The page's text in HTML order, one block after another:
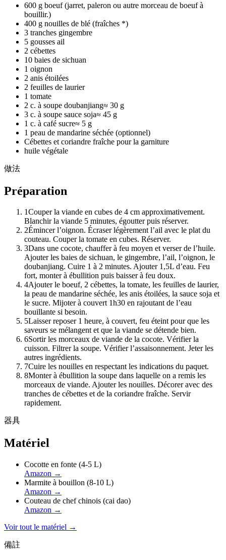
600 g boeuf (jarret, paleron ou autre morceau de boeuf à
bouillir.)
400 g nouilles de blé (fraîches *)
3 tranches gingembre
5 gousses ail
2 cébettes
10 baies de sichuan
1 oignon
2 anis étoilées
2 feuilles de laurier
1 tomate
2 c. à soupe doubanjiang≈ 30 g
3 c. à soupe sauce soja≈ 45 g
1 c. à café sucre≈ 5 g
1 peau de mandarine séchée (optionnel)
Cébettes et coriandre fraîche pour la garniture
huile végétale
做法
Préparation
1Couper la viande en cubes de 4 cm approximativement.
Blanchir la viande 5 minutes, égoutter puis réserver.
2Émincer l’oignon. Écraser légèrement l’ail avec le plat du
couteau. Couper la tomate en cubes. Réserver.
3Dans une cocote, chauffer à feu moyen et verser de l’huile.
Ajouter les baies de sichuan, le gingembre, l’ail, l’oignon, le
doubanjiang. Cuire 1 à 2 minutes. Ajouter 1,5L d’eau. Feu
fort, monter à ébullition puis baisser à feu doux.
4Ajouter le boeuf, 2 cébettes, la tomate, les feuilles de laurier,
la peau de mandarine séchée, les anis étoilées, la sauce soja et
le sucre. Mijoter à couvert 1h30 en rajoutant de l’eau
bouillante si besoin.
5Laisser reposer 1 heure, à couvert, feu éteint pour que les
saveurs se mélangent et que la viande se détende bien.
6Sortir les morceaux de viande de la cocote. Vérifier la
cuisson. Filtrer la soupe. Vérifier l’assaisonnement. Jeter les
autres ingrédients.
7Cuire les nouilles en respectant les indications du paquet.
8Monter à ébullition la soupe dans laquelle on a remis les
morceaux de viande. Ajouter les nouilles. Décorer avec des
tranches de cébettes et de la coriandre fraîche. Servir
rapidement.
器具
Matériel
Cocotte en fonte (4-5 L)
Amazon →
Marmite à bouillon (8-10 L)
Amazon →
Couteau de chef chinois (cai dao)
Amazon →
Voir tout le matériel →
備註